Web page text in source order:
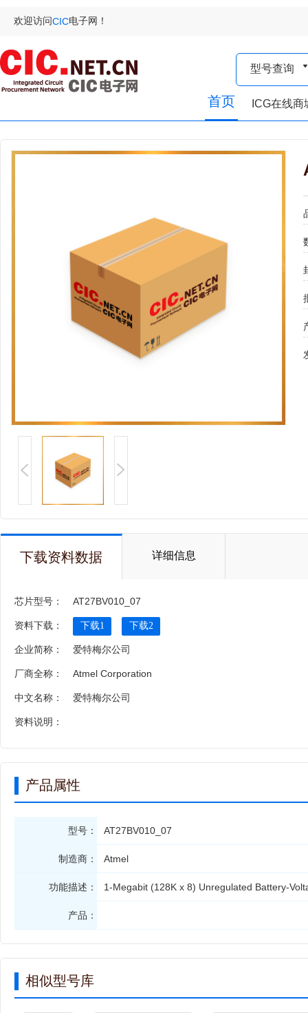
欢迎访问CIC电子网！
型号查询
首页 ICG在线商
下载资料数据 详细信息
芯片型号： AT27BV010_07
资料下载： 下载1 下载2
企业简称： 爱特梅尔公司
厂商全称： Atmel Corporation
中文名称： 爱特梅尔公司
资料说明：
产品属性
型号：
制造商：
功能描述：
产品：
AT27BV010_07
Atmel
1-Megabit (128K x 8) Unregulated Battery-
相似型号库